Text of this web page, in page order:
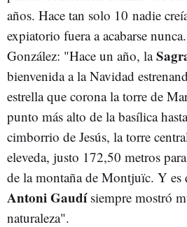
años. Hace tan solo 10 nadie
expiatorio fuera a acabarse
González: "Hace un año, la
bienvenida a la Navidad
estrella que corona la torre de
punto más alto de la basílica
cimborrio de Jesús, la torre
eleveda, justo 172,50 metros
de la montaña de Montjuïc. Y es
Antoni Gaudísiempre mostró
naturaleza".